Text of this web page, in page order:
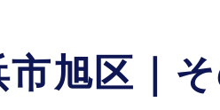
市旭区｜